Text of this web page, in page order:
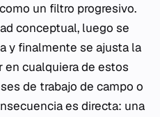
un filtro progresivo.
conceptual, luego se
y finalmente se ajusta la
en cualquiera de estos
de trabajo de campo o
es directa: una